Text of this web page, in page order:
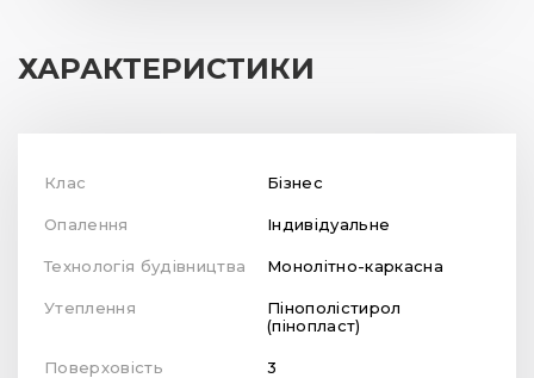
ХАРАКТЕРИСТИКИ
Клас Бізнес
Опалення Індивідуальне
Технологія будівництва Монолітно-каркасна
Утеплення
Пінополістирол
(пінопласт)
Поверховість 3